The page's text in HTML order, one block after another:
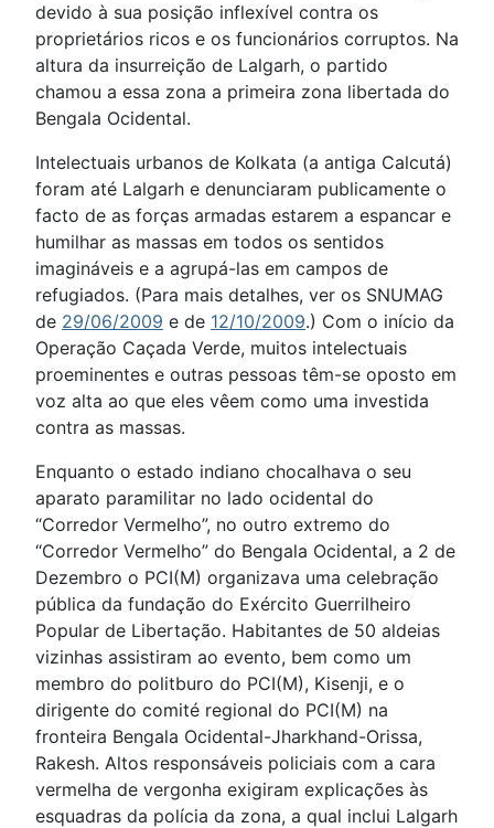
devido à sua posição inflexível contra os
proprietários ricos e os funcionários corruptos. Na
altura da insurreição de Lalgarh, o partido
chamou a essa zona a primeira zona libertada do
Bengala Ocidental.
Intelectuais urbanos de Kolkata (a antiga Calcutá)
foram até Lalgarh e denunciaram publicamente o
facto de as forças armadas estarem a espancar e
humilhar as massas em todos os sentidos
imagináveis e a agrupá-las em campos de
refugiados. (Para mais detalhes, ver os SNUMAG
de 29/06/2009 e de 12/10/2009.) Com o início da
Operação Caçada Verde, muitos intelectuais
proeminentes e outras pessoas têm-se oposto em
voz alta ao que eles vêem como uma investida
contra as massas.
Enquanto o estado indiano chocalhava o seu
aparato paramilitar no lado ocidental do
“Corredor Vermelho”, no outro extremo do
“Corredor Vermelho” do Bengala Ocidental, a 2 de
Dezembro o PCI(M) organizava uma celebração
pública da fundação do Exército Guerrilheiro
Popular de Libertação. Habitantes de 50 aldeias
vizinhas assistiram ao evento, bem como um
membro do politburo do PCI(M), Kisenji, e o
dirigente do comité regional do PCI(M) na
fronteira Bengala Ocidental-Jharkhand-Orissa,
Rakesh. Altos responsáveis policiais com a cara
vermelha de vergonha exigiram explicações às
esquadras da polícia da zona, a qual inclui Lalgarh